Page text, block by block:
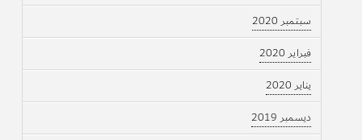
سبتمبر 2020
فبراير 2020
يناير 2020
ديسمبر 2019